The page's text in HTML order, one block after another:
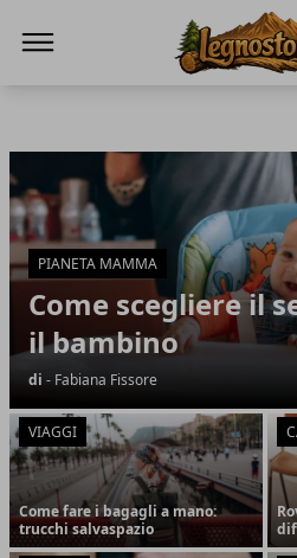
Articoli in Evidenza
PIANETA MAMMA
Come scegliere il
il bambino
di - Fabiana Fissore
VIAGGI
Come fare i bagagli a mano:
trucchi salvaspazio